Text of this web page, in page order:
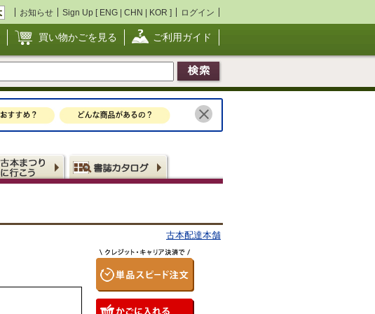
お知らせ Sign Up [ ENG | CHN | KOR ] ログイン
買い物かごを見る ご利用ガイド
古本配達本舗